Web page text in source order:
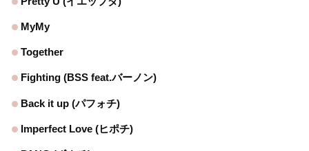
MyMy
Together
Fighting (BSS feat.バーノン)
Back it up (パフォチ)
Imperfect Love (ヒポチ)